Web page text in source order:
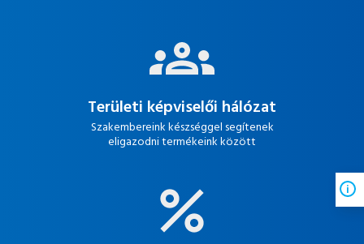
Területi képviselői hálózat
Szakembereink készséggel segítenek
eligazodni termékeink között